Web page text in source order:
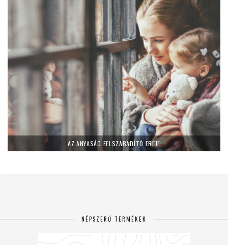
AZ ANYASÁG FELSZABADÍTÓ EREJE
NÉPSZERŰ TERMÉKEK